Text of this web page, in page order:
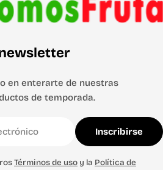
en enterarte de nuestras
de temporada.
Inscribirse
Términos de uso y la Política de